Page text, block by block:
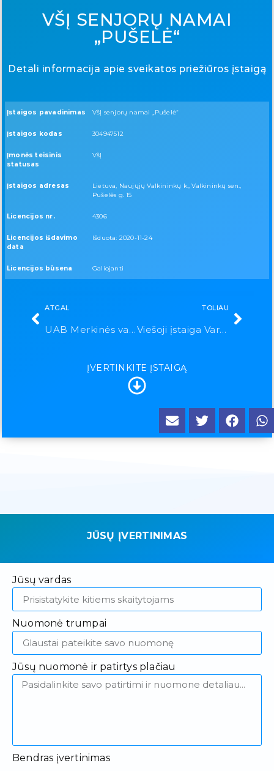
VŠĮ SENJORŲ NAMAI
„PUŠELĖ“
Detali informacija apie sveikatos priežiūros įstaigą
Įstaigos pavadinimas VšĮ senjorų namai „Pušelė“
Įstaigos kodas 304947512
Įmonės teisinis
statusas
VšĮ
Įstaigos adresas
Lietuva, Naujųjų Valkininkų k., Valkininkų sen.,
Pušelės g. 15
Licencijos nr. 4306
Licencijos išdavimo
data
Išduota: 2020-11-24
Licencijos būsena Galiojanti
ATGAL
UAB Merkinės vaistinė
TOLIAU
Viešoji įstaiga Varėnos ligoninė
ĮVERTINKITE ĮSTAIGĄ
JŪSŲ ĮVERTINIMAS
Jūsų vardas
Nuomonė trumpai
Jūsų nuomonė ir patirtys plačiau
Bendras įvertinimas